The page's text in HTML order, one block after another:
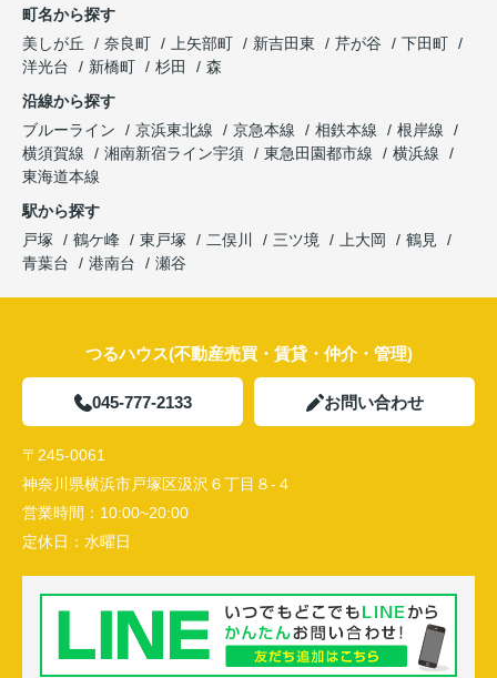
町名から探す
美しが丘
奈良町 上矢部町 新吉田東 芹が谷
下田町
洋光台
新橋町 杉田
森
沿線から探す
ブルーライン
京浜東北線 京急本線 相鉄本線
根岸線
横須賀線
湘南新宿ライン宇須 東急田園都市線
横浜線
東海道本線
駅から探す
戸塚
鶴ケ峰 東戸塚 二俣川 三ツ境 上大岡
鶴見
青葉台
港南台 瀬谷
つるハウス(不動産売買・賃貸・仲介・管理)
045-777-2133 お問い合わせ
〒245-0061
神奈川県横浜市戸塚区汲沢６丁目８-４
営業時間： 10:00~20:00
定休日： 水曜日